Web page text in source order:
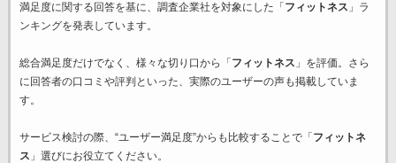
満足度に関する回答を基に、調査企業社を対象にした「 フィットネス 」ラ
ンキングを発表しています。
総合満足度だけでなく、様々な切り口から「 フィットネス 」を評価。さら
に回答者の口コミや評判といった、実際のユーザーの声も掲載していま
す。
サービス検討の際、“ユーザー満足度”からも比較することで「 フィットネ
ス 」選びにお役立てください。